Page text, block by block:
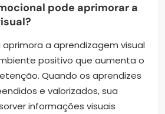
pode aprimorar a
a aprendizagem visual
positivo que aumenta o
Quando os aprendizes
e valorizados, sua
informações visuais